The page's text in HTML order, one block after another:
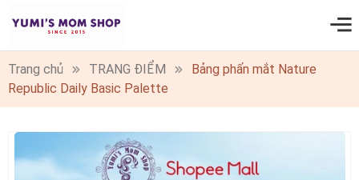
0
Trang chủ TRANG ĐIỂM
Bảng phấn mắt Nature
Republic Daily Basic Palette